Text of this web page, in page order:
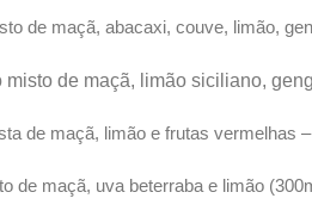
de maçã, abacaxi, couve, limão,
misto de maçã, limão siciliano,
de maçã, limão e frutas vermelhas
de maçã, uva beterraba e limão